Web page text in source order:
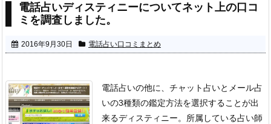
電話占いディスティニーについてネット上の口コ
ミを調査しました。
2016年9月30日 電話占い口コミまとめ
電話占いの他に、チャット占いとメール占
いの3種類の鑑定方法を選択することが出
来るディスティニー。 所属している占い師